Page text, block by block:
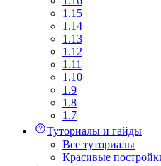
1.15
1.14
1.13
1.12
1.11
1.10
1.9
1.8
1.7
Туториалы и гайды
Все туториалы
Красивые